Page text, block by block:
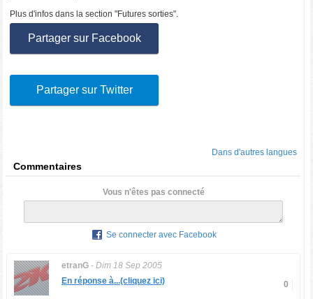
Plus d'infos dans la section "Futures sorties".
Partager sur Facebook
Partager sur Twitter
Dans d'autres langues
Commentaires
Vous n'êtes pas connecté
Se connecter avec Facebook
etranG- Dim 18 Sep 2005
0
En réponse à...(cliquez ici)